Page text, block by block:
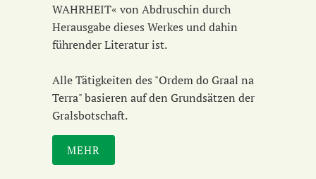
WAHRHEIT« von Abdruschin durch
Herausgabe dieses Werkes und dahin
führender Literatur ist.
Alle Tätigkeiten des "Ordem do Graal na
Terra" basieren auf den Grundsätzen der
Gralsbotschaft.
MEHR